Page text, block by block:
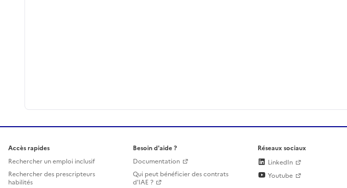
Accès rapides
Rechercher un emploi inclusif
Rechercher des prescripteurs
habilités
Besoin d'aide ?
Documentation
Qui peut bénéficier des contrats
d'IAE ?
Réseaux sociaux
LinkedIn
Youtube